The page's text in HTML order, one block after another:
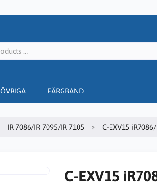
ÖVRIGA FÄRGBAND
IR 7086/IR 7095/IR 7105 C-EXV15
C-EXV15